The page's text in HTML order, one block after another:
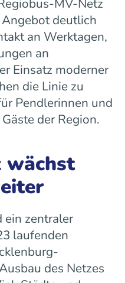
MV-Netz
deutlich
an Werktagen,
an
Einsatz moderner
die Linie zu
Pendlerinnen und
der Region.
wächst
ein zentraler
laufenden
des Netzes